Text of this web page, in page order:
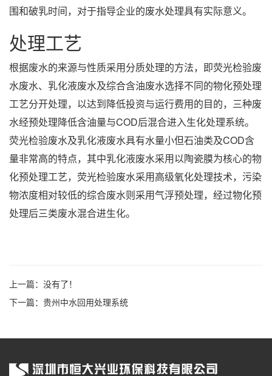
围和破乳时间，对于指导企业的废水处理具有实际意义。
处理工艺
根据废水的来源与性质采用分质处理的方法，即荧光检验废
水废水、乳化液废水及综合含油废水选择不同的物化预处理
工艺分开处理，以达到降低投资与运行费用的目的，三种废
水经预处理降低含油量与COD后混合进入生化处理系统。
荧光检验废水及乳化液废水具有水量小但石油类及COD含
量非常高的特点，其中乳化液废水采用以陶瓷膜为核心的物
化预处理工艺，荧光检验废水采用高级氧化处理技术，污染
物浓度相对较低的综合废水则采用气浮预处理，经过物化预
处理后三类废水混合进生化。
上一篇：没有了！
下一篇： 贵州中水回用处理系统